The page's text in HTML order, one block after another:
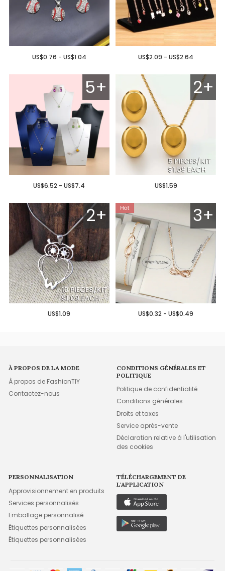
US$0.76 - US$1.04 US$2.09 - US$2.64
5+
US$6.52 - US$7.4
2+
US$1.59
2+
US$1.09
3+
US$0.32 - US$0.49
À PROPOS DE LA MODE
À propos de FashionTIY
Contactez-nous
CONDITIONS GÉNÉRALES ET
POLITIQUE
Politique de confidentialité
Conditions générales
Droits et taxes
Service après-vente
Déclaration relative à l'utilisation
des cookies
PERSONNALISATION
Approvisionnement en produits
Services personnalisés
Emballage personnalisé
Étiquettes personnalisées
Étiquettes personnalisées
TÉLÉCHARGEMENT DE
L'APPLICATION